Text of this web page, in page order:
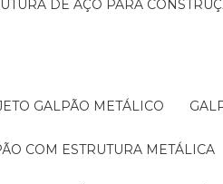
DE AÇO PARA
GALPÃO METÁLICO
COM ESTRUTURA METÁLICA